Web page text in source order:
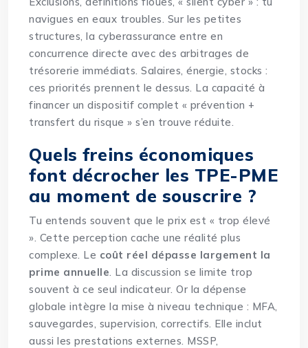
navigues en eaux troubles. Sur les petites
structures, la cyberassurance entre en
concurrence directe avec des arbitrages de
trésorerie immédiats. Salaires, énergie, stocks :
ces priorités prennent le dessus. La capacité à
financer un dispositif complet « prévention +
transfert du risque » s’en trouve réduite.
Quels freins économiques
font décrocher les TPE-PME
au moment de souscrire ?
Tu entends souvent que le prix est « trop élevé
». Cette perception cache une réalité plus
complexe. Le coût réel dépasse largement la
prime annuelle . La discussion se limite trop
souvent à ce seul indicateur. Or la dépense
globale intègre la mise à niveau technique : MFA,
sauvegardes, supervision, correctifs. Elle inclut
aussi les prestations externes. MSSP,